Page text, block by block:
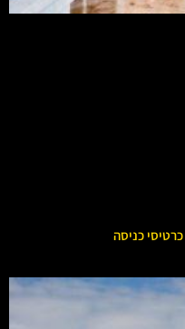
כרטיסי כניסה